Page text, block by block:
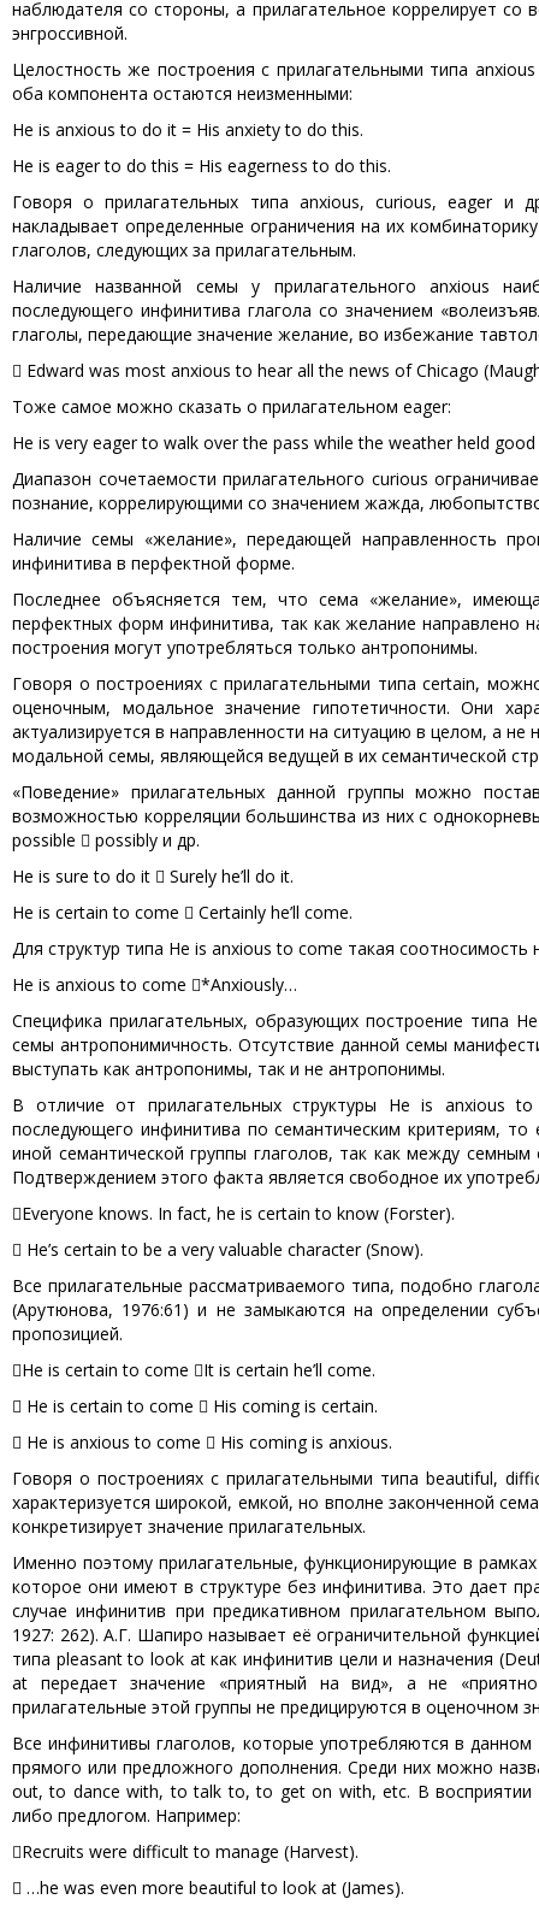
наблюдателя со стороны, а прилагательное коррелирует
энгроссивной.
Целостность же построения с прилагательными типа
оба компонента остаются неизменными:
He is anxious to do it = His anxiety to do this.
He is eager to do this = His eagerness to do this.
Говоря о прилагательных типа anxious, curious, eager и
накладывает определенные ограничения на их
глаголов, следующих за прилагательным.
Наличие названной семы у прилагательного anxious
последующего инфинитива глагола со значением
глаголы, передающие значение желание, во избежание
 Edward was most anxious to hear all the news of Chicago
Тоже самое можно сказать о прилагательном eager:
He is very eager to walk over the pass while the weather held
Диапазон сочетаемости прилагательного curious
познание, коррелирующими со значением жажда,
Наличие семы «желание», передающей направленность
инфинитива в перфектной форме.
Последнее объясняется тем, что сема «желание»,
перфектных форм инфинитива, так как желание направлено
построения могут употребляться только антропонимы.
Говоря о построениях с прилагательными типа certain,
оценочным, модальное значение гипотетичности. Они
актуализируется в направленности на ситуацию в целом, а
модальной семы, являющейся ведущей в их семантической
«Поведение» прилагательных данной группы можно
возможностью корреляции большинства из них с
possible  possibly и др.
He is sure to do it  Surely he’ll do it.
He is certain to come  Certainly he’ll come.
Для структур типа He is anxious to come такая соотносимость
He is anxious to come *Anxiously…
Специфика прилагательных, образующих построение типа
семы антропонимичность. Отсутствие данной семы
выступать как антропонимы, так и не антропонимы.
В отличие от прилагательных структуры He is anxious
последующего инфинитива по семантическим критериям, то
иной семантической группы глаголов, так как между семным
Подтверждением этого факта является свободное их
Everyone knows. In fact, he is certain to know (Forster).
 He’s certain to be a very valuable character (Snow).
Все прилагательные рассматриваемого типа, подобно
(Арутюнова, 1976:61) и не замыкаются на определении
пропозицией.
He is certain to come It is certain he’ll come.
 He is certain to come  His coming is certain.
 He is anxious to come  His coming is anxious.
Говоря о построениях с прилагательными типа beautiful,
характеризуется широкой, емкой, но вполне законченной
конкретизирует значение прилагательных.
Именно поэтому прилагательные, функционирующие в
которое они имеют в структуре без инфинитива. Это дает
случае инфинитив при предикативном прилагательном
1927: 262). А.Г. Шапиро называет её ограничительной
типа pleasant to look at как инфинитив цели и назначения
at передает значение «приятный на вид», а не
прилагательные этой группы не предицируются в оценочном
Все инфинитивы глаголов, которые употребляются в
прямого или предложного дополнения. Среди них можно
out, to dance with, to talk to, to get on with, etc. В восприятии
либо предлогом. Например:
Recruits were difficult to manage (Harvest).
 …he was even more beautiful to look at (James).